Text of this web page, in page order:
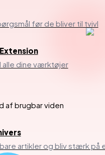
før de bliver til tvivl
alle dine værktøjer
af brugbar viden
artikler og bliv stærk på